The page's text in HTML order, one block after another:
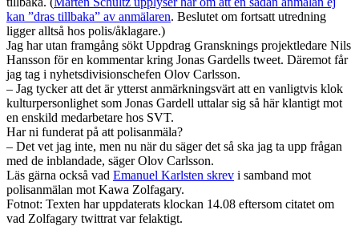
kan ”dras tillbaka” av anmälaren. Beslutet om fortsatt utredning
ligger alltså hos polis/åklagare.)
Jag har utan framgång sökt Uppdrag Gransknings projektledare Nils
Hansson för en kommentar kring Jonas Gardells tweet. Däremot får
jag tag i nyhetsdivisionschefen Olov Carlsson.
– Jag tycker att det är ytterst anmärkningsvärt att en vanligtvis klok
kulturpersonlighet som Jonas Gardell uttalar sig så här klantigt mot
en enskild medarbetare hos SVT.
Har ni funderat på att polisanmäla?
– Det vet jag inte, men nu när du säger det så ska jag ta upp frågan
med de inblandade, säger Olov Carlsson.
Läs gärna också vad Emanuel Karlsten skrev i samband mot
polisanmälan mot Kawa Zolfagary.
Fotnot: Texten har uppdaterats klockan 14.08 eftersom citatet om
vad Zolfagary twittrat var felaktigt.